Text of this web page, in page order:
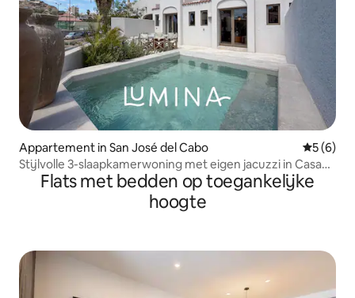
Appartement in San José del Cabo
5 (6)
Stijlvolle 3-slaapkamerwoning met eigen jacuzzi in Casa
NimaFlats met bedden op toegankelijke
hoogte